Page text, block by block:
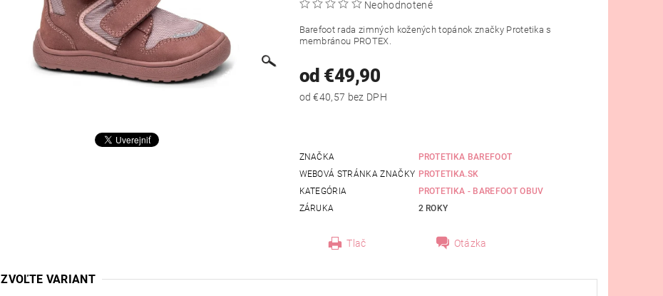
Neohodnotené
Barefoot rada zimných kožených topánok značky Protetika s
membránou PROTEX
od €49,90
od €40,57 bez DPH
ZNAČKA
PROTETIKA BAREFOOT
WEBOVÁ STRÁNKA ZNAČKY PROTETIKA.SK
KATEGÓRIA
PROTETIKA - BAREFOOT OBUV
ZÁRUKA
2 ROKY
Tlač Otázka
ZVOĽTE VARIANT